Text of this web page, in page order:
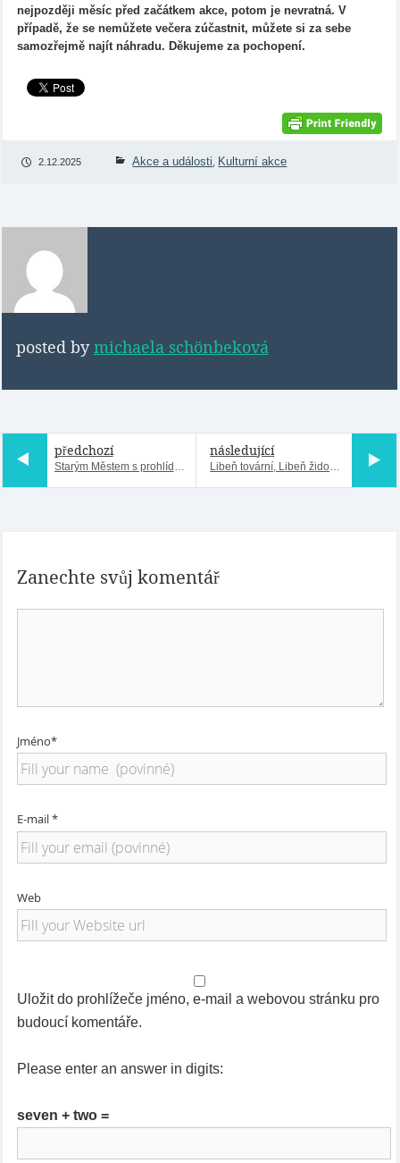
nejpozději měsíc před začátkem akce, potom je nevratná. V
případě, že se nemůžete večera zúčastnit, můžete si za sebe
samozřejmě najít náhradu. Děkujeme za pochopení.
2.12.2025 Akce a události Kulturní akce
posted bymichaela schönbeková
předchozí následující
Zanechte svůj komentář
Jméno*
E-mail *
Web
Uložit do prohlížeče jméno, e-mail a webovou stránku pro
budoucí komentáře.
Please enter an answer in digits:
seven + two =